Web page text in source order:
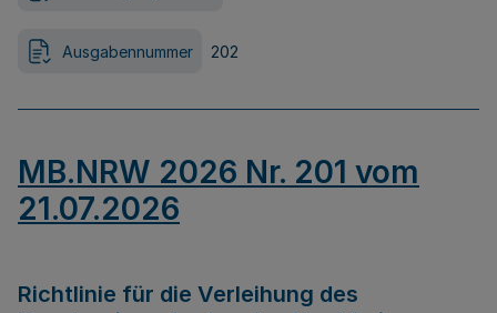
Ausgabennummer 202
MB.NRW 2026 Nr. 201 vom
21.07.2026
Richtlinie für die Verleihung des